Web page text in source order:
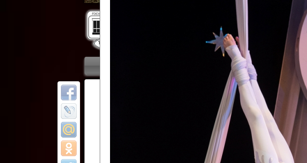
Коллективы Новости
ОТЧЕТЫ ГКЦ
Финал Республиканского
цирковых коллективов
Приднестровского цирка"